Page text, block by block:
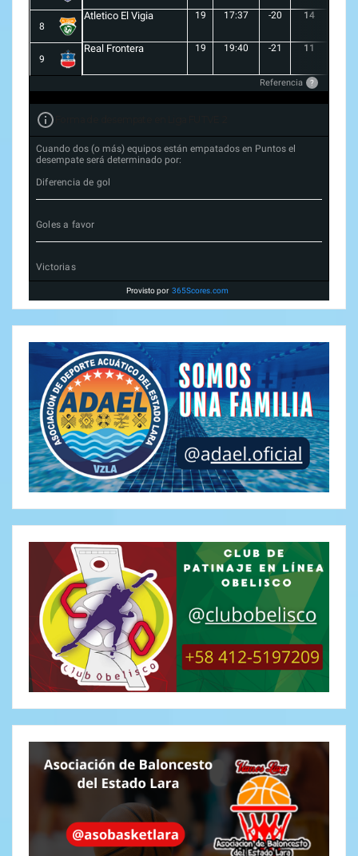
8
Atletico El Vigia 19 17:37 -20 14
9
Real Frontera 19 19:40 -21 11
Referencia ?
Cuando dos (o más) equipos están empatados en Puntos el
desempate será determinado por:
Diferencia de gol
Goles a favor
Victorias
Provisto por 365Scores.com